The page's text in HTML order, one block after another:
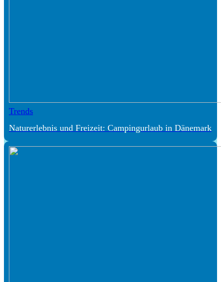
Trends
Naturerlebnis und Freizeit: Campingurlaub in Dänemark